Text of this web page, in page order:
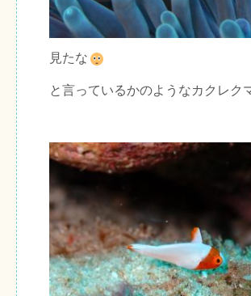
見たな
と言っているかのようなカクレク